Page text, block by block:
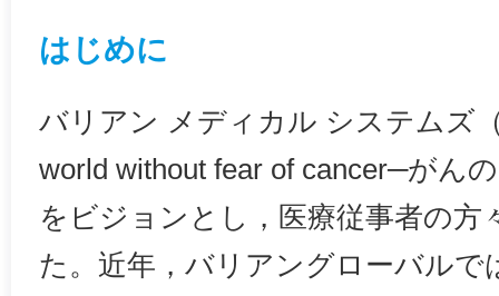
はじめに
バリアン メディカル システムズ
world without fear of cancer─がん
をビジョンとし，医療従事者の方
た。近年，バリアングローバルで